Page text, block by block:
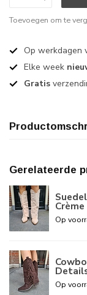
Toevoegen om te
Op werkdagen
Elke week
Gratis
Gerelateerde
Crème
Op
Op